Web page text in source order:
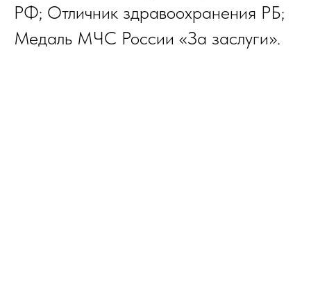
РФ; Отличник здравоохранения РБ;
Медаль МЧС России «За заслуги».